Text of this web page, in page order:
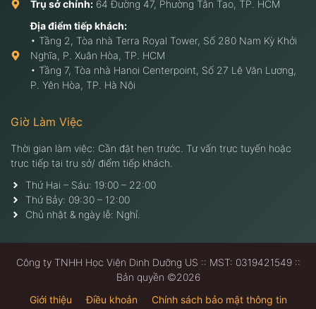
Trụ sở chính: 64 Đường 47, Phường Tân Tạo, TP. HCM
Địa điểm tiếp khách:
• Tầng 2, Tòa nhà Terra Royal Tower, Số 280 Nam Kỳ Khởi
Nghĩa, P. Xuân Hòa, TP. HCM
• Tầng 7, Tòa nhà Hanoi Centerpoint, Số 27 Lê Văn Lương,
P. Yên Hòa, TP. Hà Nội
Giờ Làm Việc
Thời gian làm việc: Cần đặt hẹn trước. Tư vấn trực tuyến hoặc
trực tiếp tại trụ sở/ điểm tiếp khách.
Thứ Hai – Sáu: 19:00 – 22:00
Thứ Bảy: 09:30 – 12:00
Chủ nhật & ngày lễ: Nghỉ.
Công ty TNHH Học Viện Dinh Dưỡng US :: MST: 0319421549 ::
Bản quyền ©2026
Giới thiệu
Điều khoản
Chính sách bảo mật thông tin